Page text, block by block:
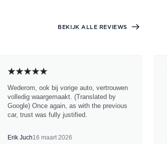
BEKIJK ALLE REVIEWS
Wederom, ook bij vorige auto, vertrouwen
volledig waargemaakt. (Translated by
Google) Once again, as with the previous
car, trust was fully justified.
Erik Juch16 maart 2026